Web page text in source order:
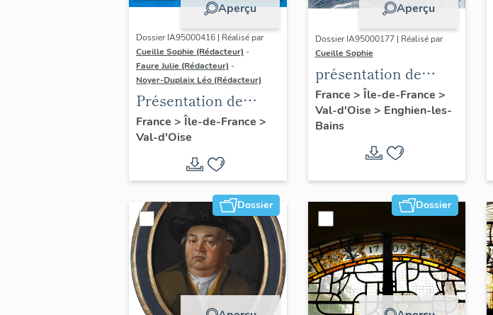
Aperçu
Dossier IA95000416 | Réalisé par
Cueille Sophie (Rédacteur) -
Faure Julie (Rédacteur) -
Noyer-Duplaix Léo (Rédacteur)
Présentation de
l'étude du
patrimoine de
l'agglomération de
Cergy-Pontoise
France > Île-de-France >
Val-d'Oise
Aperçu
Dossier IA95000177 | Réalisé par
Cueille Sophie
présentation de
l'étude du
patrimoine
d'Enghien-Les-Bains
France > Île-de-France >
Val-d'Oise > Enghien-les-
Bains
Dossier Dossier